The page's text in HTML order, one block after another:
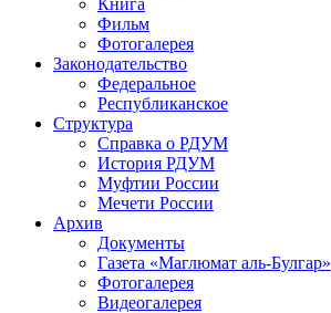
Книга
Фильм
Фотогалерея
Законодательство
Федеральное
Республиканское
Структура
Справка о РДУМ
История РДУМ
Муфтии России
Мечети России
Архив
Документы
Газета «Маглюмат аль-Булгар»
Фотогалерея
Видеогалерея